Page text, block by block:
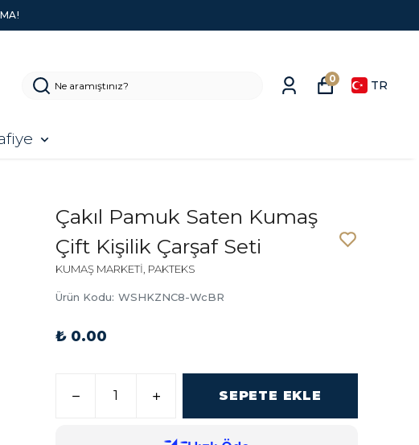
0 TR
Çakıl Pamuk Saten Kumaş
Çift Kişilik Çarşaf Seti
KUMAŞ MARKETİ, PAKTEKS
Ürün Kodu: WSHKZNC8-WcBR
₺ 0.00
SEPETE EKLE